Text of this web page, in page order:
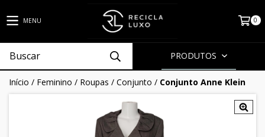
MENU 0
PRODUTOS
Início / Feminino / Roupas / Conjunto / Conjunto Anne Klein